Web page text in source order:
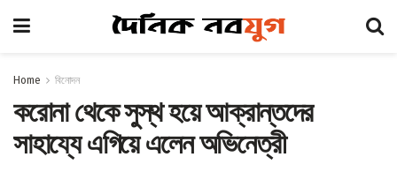
Home বিনোদন
করোনা থেকে সুস্থ হয়ে আক্রান্তদের
সাহায্যে এগিয়ে এলেন অভিনেত্রী